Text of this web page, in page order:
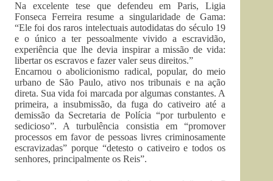
Na excelente tese que defendeu em Paris, Ligia
Fonseca Ferreira resume a singularidade de Gama:
“Ele foi dos raros intelectuais autodidatas do século 19
e o único a ter pessoalmente vivido a escravidão,
experiência que lhe devia inspirar a missão de vida:
libertar os escravos e fazer valer seus direitos.”
Encarnou o abolicionismo radical, popular, do meio
urbano de São Paulo, ativo nos tribunais e na ação
direta. Sua vida foi marcada por algumas constantes. A
primeira, a insubmissão, da fuga do cativeiro até a
demissão da Secretaria de Polícia “por turbulento e
sedicioso”. A turbulência consistia em “promover
processos em favor de pessoas livres criminosamente
escravizadas” porque “detesto o cativeiro e todos os
senhores, principalmente os Reis”.